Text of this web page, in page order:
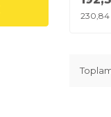
230,84